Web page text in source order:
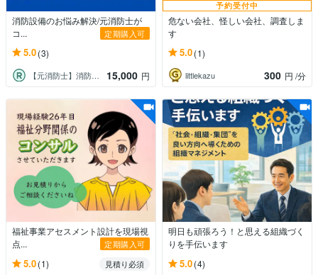
消防設備のお悩み解決/元消防士が
コ...
定期購入可
5.0(3)
【元消防士】消防手続きサポート窓口 15,000 円
予約受付中
危ない会社、怪しい会社、調査しま
す
5.0(1)
littlekazu 300 円 /分
福祉事業アセスメント設計を現場視
点...
定期購入可
5.0(1) 見積り必須
明日も頑張ろう！と思える組織づく
りを手伝います
5.0(4)